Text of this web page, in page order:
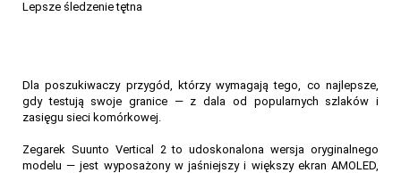
Lepsze śledzenie tętna
Dla poszukiwaczy przygód, którzy wymagają tego, co najlepsze,
gdy testują swoje granice — z dala od popularnych szlaków i
zasięgu sieci komórkowej.
Zegarek Suunto Vertical 2 to udoskonalona wersja oryginalnego
modelu — jest wyposażony w jaśniejszy i większy ekran AMOLED,